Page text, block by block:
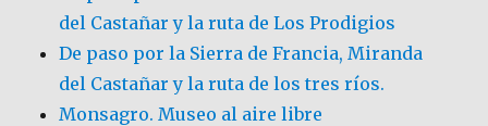
del Castañar y la ruta de Los Prodigios
De paso por la Sierra de Francia, Miranda
del Castañar y la ruta de los tres ríos.
Monsagro. Museo al aire libre